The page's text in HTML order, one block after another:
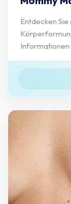
Entdecken
Informationen